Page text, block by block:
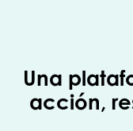
Una
acción,